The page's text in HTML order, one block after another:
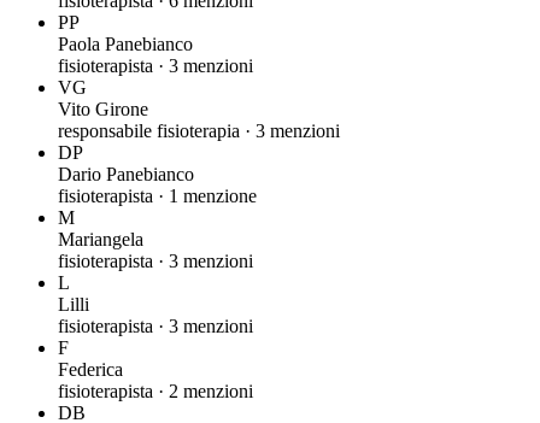
PP
Paola Panebianco
fisioterapista · 3 menzioni
VG
Vito Girone
responsabile fisioterapia · 3 menzioni
DP
Dario Panebianco
fisioterapista · 1 menzione
M
Mariangela
fisioterapista · 3 menzioni
L
Lilli
fisioterapista · 3 menzioni
F
Federica
fisioterapista · 2 menzioni
DB